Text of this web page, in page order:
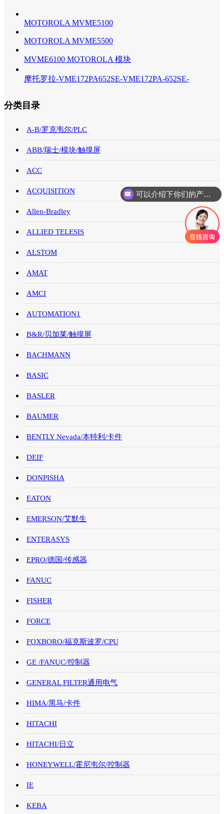
MOTOROLA MVME5100
MOTOROLA MVME5500
MVME6100 MOTOROLA 模块
摩托罗拉-VME172PA652SE-VME172PA-652SE-
分类目录
A-B/罗克韦尔/PLC
ABB/瑞士/模块/触摸屏
ACC
ACQUISITION
Allen-Bradley
ALLIED TELESIS
ALSTOM
AMAT
AMCI
AUTOMATION1
B&R/贝加莱/触摸屏
BACHMANN
BASIC
BASLER
BAUMER
BENTLY Nevada/本特利/卡件
DEIF
DONPISHA
EATON
EMERSON/艾默生
ENTERASYS
EPRO/德国/传感器
FANUC
FISHER
FORCE
FOXBORO/福克斯波罗/CPU
GE /FANUC/控制器
GENERAL FILTER通用电气
HIMA/黑马/卡件
HITACHI
HITACHI/日立
HONEYWELL/霍尼韦尔/控制器
IE
KEBA
你们是怎么收费的呢